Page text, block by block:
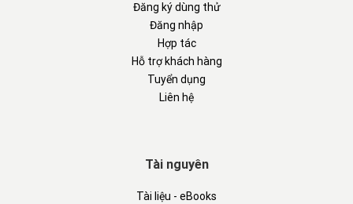
Đăng ký dùng thử
Đăng nhập
Hợp tác
Hỗ trợ khách hàng
Tuyển dụng
Liên hệ
Tài nguyên
Tài liệu - eBooks